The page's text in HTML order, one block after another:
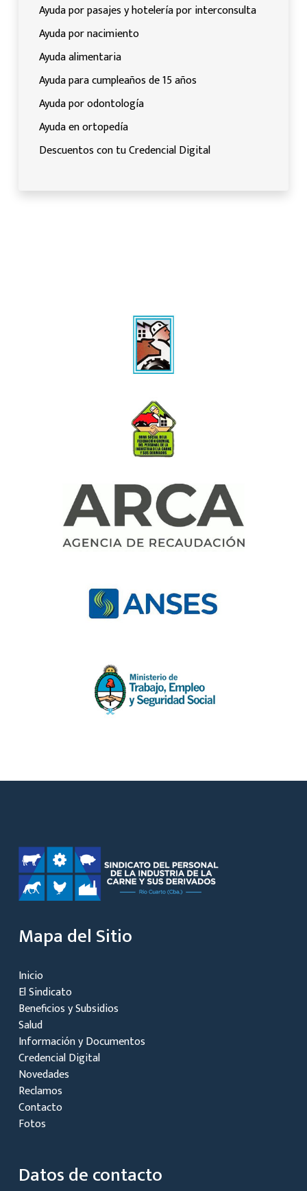
Ayuda por pasajes y hotelería por interconsulta
Ayuda por nacimiento
Ayuda alimentaria
Ayuda para cumpleaños de 15 años
Ayuda por odontología
Ayuda en ortopedía
Descuentos con tu Credencial Digital
Mapa del Sitio
Inicio
El Sindicato
Beneficios y Subsidios
Salud
Información y Documentos
Credencial Digital
Novedades
Reclamos
Contacto
Fotos
Datos de contacto